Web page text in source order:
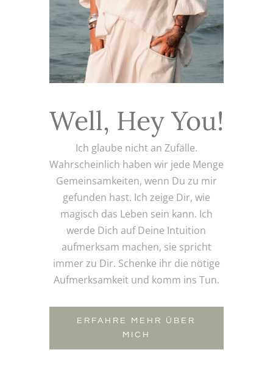
Well, Hey You!
Ich glaube nicht an Zufälle.
Wahrscheinlich haben wir jede Menge
Gemeinsamkeiten, wenn Du zu mir
gefunden hast. Ich zeige Dir, wie
magisch das Leben sein kann. Ich
werde Dich auf Deine Intuition
aufmerksam machen, sie spricht
immer zu Dir. Schenke ihr die nötige
Aufmerksamkeit und komm ins Tun.
ERFAHRE MEHR ÜBER
MICH